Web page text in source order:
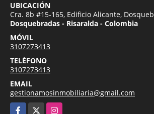
UBICACIÓN
Cra. 8b #15-165, Edificio Alicante,
Dosquebradas - Risaralda - Colombia
MÓVIL
3107273413
TELÉFONO
3107273413
EMAIL
gestionamosinmobiliaria@gmail.com
Facebook
Instagram